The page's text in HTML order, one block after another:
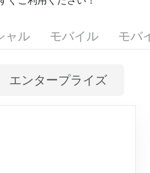
ャル モバイル モバ
エンタープライズ